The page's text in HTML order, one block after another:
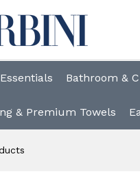
Bathroom &
& Premium Towels